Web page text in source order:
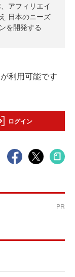
アフィリエイ
日本のニーズ
を開発する
利用可能です
ログイン
PR